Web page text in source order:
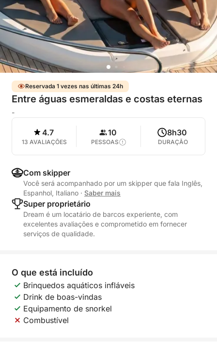
Reservada 1 vezes nas últimas 24h
Entre águas esmeraldas e costas eternas
-
4.7
13 AVALIAÇÕES
10
PESSOAS
8h30
DURAÇÃO
Com skipper
Você será acompanhado por um skipper que fala Inglês,
Espanhol, Italiano · Saber mais
Super proprietário
Dream é um locatário de barcos experiente, com
excelentes avaliações e comprometido em fornecer
serviços de qualidade.
O que está incluído
Brinquedos aquáticos infláveis
Drink de boas-vindas
Equipamento de snorkel
Combustível